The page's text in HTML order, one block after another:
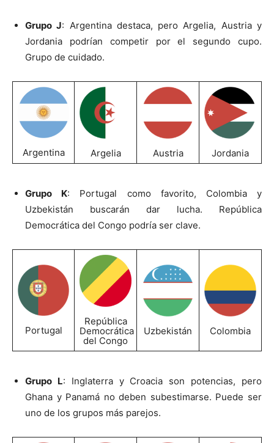
Grupo J: Argentina destaca, pero Argelia, Austria y
Jordania podrían competir por el segundo cupo.
Grupo de cuidado.
Argentina Argelia Austria Jordania
Grupo K: Portugal como favorito, Colombia y
Uzbekistán buscarán dar lucha. República
Democrática del Congo podría ser clave.
Portugal
República
Democrática
del Congo
Uzbekistán Colombia
Grupo L: Inglaterra y Croacia son potencias, pero
Ghana y Panamá no deben subestimarse. Puede ser
uno de los grupos más parejos.